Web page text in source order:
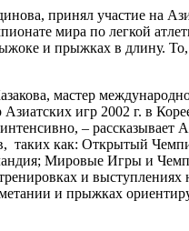
принял участие на
мира по легкой
и прыжках в длину. То,
мастер
игр 2002 г. в
– рассказывает
таких как: Открытый
Мировые Игры и
и
и прыжках